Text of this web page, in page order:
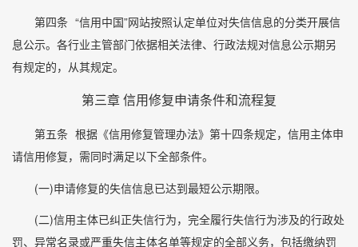
第四条 “信用中国”网站按照认定单位对失信信息的分类开展信
息公示。各行业主管部门依据相关法律、行政法规对信息公示期另
有规定的，从其规定。
第三章 信用修复申请条件和流程复
第五条 根据《信用修复管理办法》第十四条规定，信用主体申
请信用修复，需同时满足以下全部条件。
(一)申请修复的失信信息已达到最短公示期限。
(二)信用主体已纠正失信行为，完全履行失信行为涉及的行政处
罚、异常名录或严重失信主体名单等规定的全部义务，包括缴纳罚